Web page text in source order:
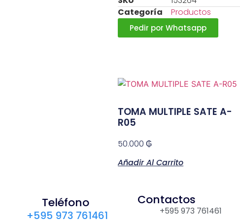
Categoría
Productos
Pedir por Whatsapp
TOMA MULTIPLE SATE A-
R05
50.000₲
Añadir Al Carrito
Teléfono
+595 973 761461
Contactos
+595 973 761461